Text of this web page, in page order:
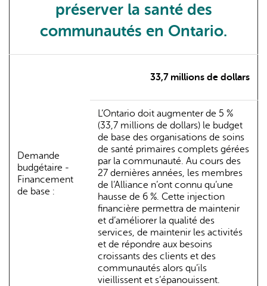
préserver la santé des
communautés en Ontario.
Demande
budgétaire -
Financement
de base :
33,7 millions de dollars
L’Ontario doit augmenter de 5 %
(33,7 millions de dollars) le budget
de base des organisations de soins
de santé primaires complets gérées
par la communauté. Au cours des
27 dernières années, les membres
de l’Alliance n’ont connu qu’une
hausse de 6 %. Cette injection
financière permettra de maintenir
et d’améliorer la qualité des
services, de maintenir les activités
et de répondre aux besoins
croissants des clients et des
communautés alors qu’ils
vieillissent et s’épanouissent.